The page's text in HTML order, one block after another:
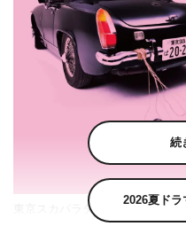
東京スカパラダイスオーケスト
続
2026夏ド